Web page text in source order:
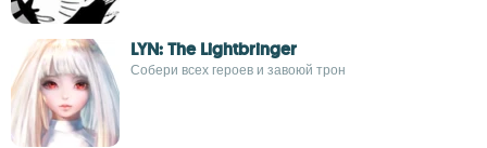
LYN: The Lightbringer
Собери всех героев и завоюй трон